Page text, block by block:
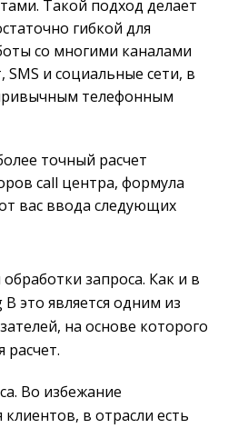
Такой подход делает
гибкой для
со многими каналами
SMS и социальные сети, в
телефонным
точный расчет
call центра, формула
вас ввода следующих
запроса. Как и в
это является одним из
на основе которого
расчет.
Во избежание
в отрасли есть